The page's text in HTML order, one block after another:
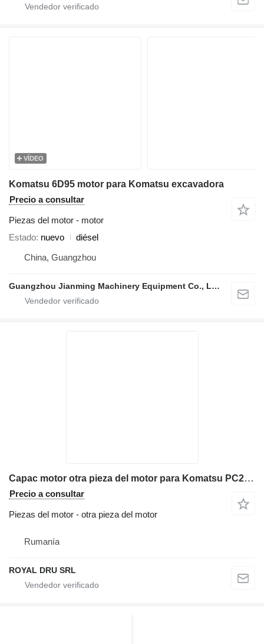
VÍDEO
Komatsu 6D95 motor para Komatsu excavadora
Precio a consultar
Piezas del motor - motor
Estado nuevo
diésel
China, Guangzhou
Guangzhou Jianming Machinery Equipment Co., Ltd.
Capac motor otra pieza del motor para Komatsu PC210-11 excavadora
Precio a consultar
Piezas del motor - otra pieza del motor
Rumanía
ROYAL DRU SRL